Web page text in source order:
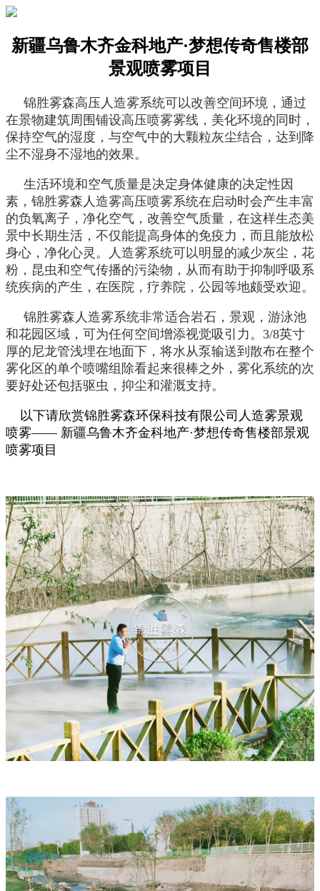
新疆乌鲁木齐金科地产·梦想传奇售楼部
景观喷雾项目
锦胜雾森高压人造雾系统可以改善空间环境，通过
在景物建筑周围铺设高压喷雾雾线，美化环境的同时，
保持空气的湿度，与空气中的大颗粒灰尘结合，达到降
尘不湿身不湿地的效果。
生活环境和空气质量是决定身体健康的决定性因
素，锦胜雾森人造雾高压喷雾系统在启动时会产生丰富
的负氧离子，净化空气，改善空气质量，在这样生态美
景中长期生活，不仅能提高身体的免疫力，而且能放松
身心，净化心灵。人造雾系统可以明显的减少灰尘，花
粉，昆虫和空气传播的污染物，从而有助于抑制呼吸系
统疾病的产生，在医院，疗养院，公园等地颇受欢迎。
锦胜雾森人造雾系统非常适合岩石，景观，游泳池
和花园区域，可为任何空间增添视觉吸引力。3/8英寸
厚的尼龙管浅埋在地面下，将水从泵输送到散布在整个
雾化区的单个喷嘴组除看起来很棒之外，雾化系统的次
要好处还包括驱虫，抑尘和灌溉支持。
以下请欣赏锦胜雾森环保科技有限公司人造雾景观
喷雾—— 新疆乌鲁木齐金科地产·梦想传奇售楼部景观
喷雾项目